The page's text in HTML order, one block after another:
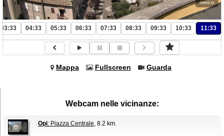
03:33 04:33 05:33 06:33 07:33 08:33 09:33 10:33 11:33
Mappa Fullscreen Guarda
Webcam nelle vicinanze:
Opi: Piazza Centrale, 8.2 km.